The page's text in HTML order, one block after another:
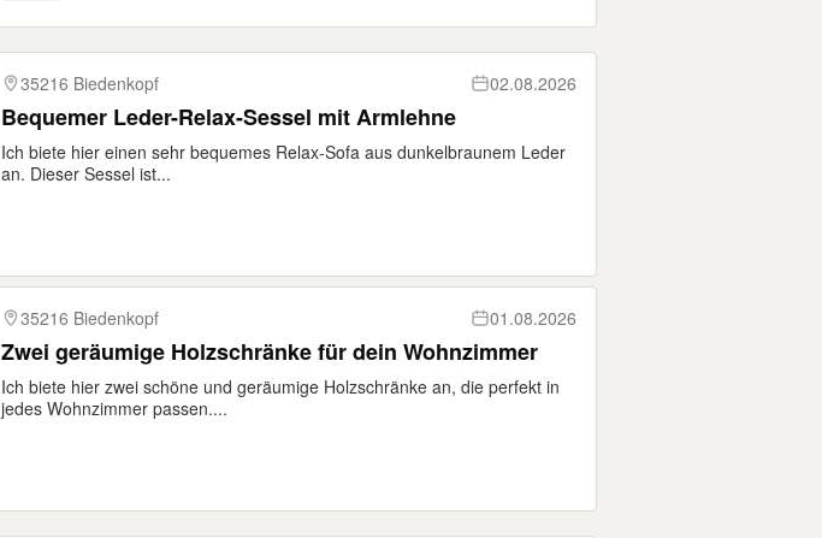
35216 Biedenkopf 02.08.2026
Bequemer Leder-Relax-Sessel mit Armlehne
Ich biete hier einen sehr bequemes Relax-Sofa aus dunkelbraunem Leder
an. Dieser Sessel ist...
35216 Biedenkopf 01.08.2026
Zwei geräumige Holzschränke für dein Wohnzimmer
Ich biete hier zwei schöne und geräumige Holzschränke an, die perfekt in
jedes Wohnzimmer passen....